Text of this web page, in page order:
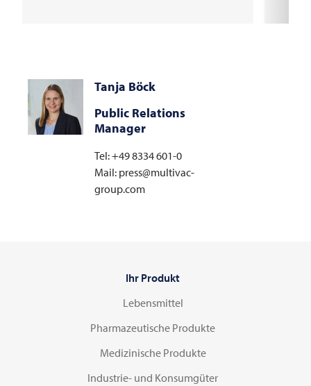
Tanja Böck
Public Relations
Manager
Tel: +49 8334 601-0
Mail: press@multivac-
group.com
Ihr Produkt
Lebensmittel
Pharmazeutische Produkte
Medizinische Produkte
Industrie- und Konsumgüter